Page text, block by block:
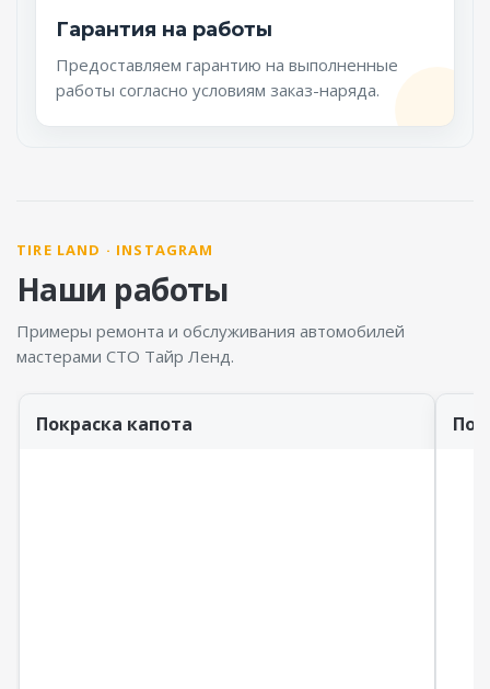
Гарантия на работы
Предоставляем гарантию на выполненные
работы согласно условиям заказ-наряда.
TIRE LAND · INSTAGRAM
Наши работы
Примеры ремонта и обслуживания автомобилей
мастерами СТО Тайр Ленд.
Покраска капота